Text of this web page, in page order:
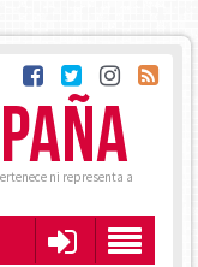
ni representa a